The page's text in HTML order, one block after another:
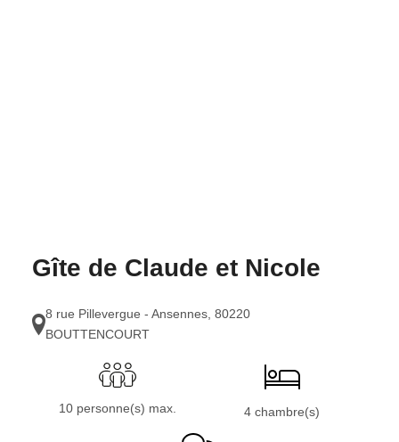
Gîte de Claude et Nicole
8 rue Pillevergue - Ansennes, 80220
BOUTTENCOURT
10 personne(s) max. 4 chambre(s)